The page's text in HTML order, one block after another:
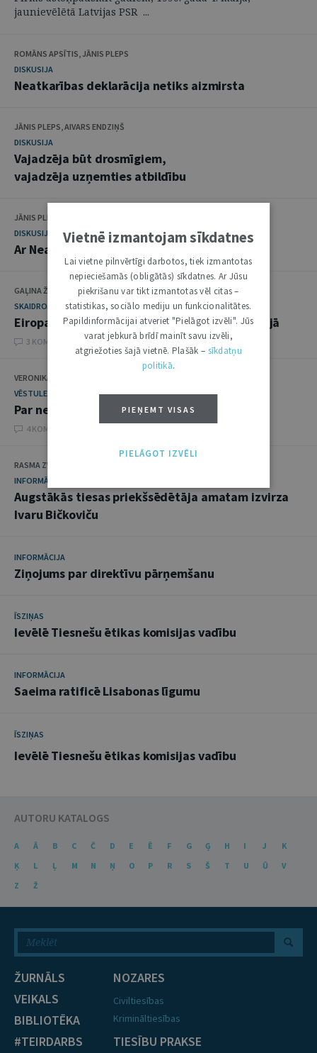
jaunievēlētā Latvijas PSR ...
ROMĀNS APSĪTIS, JĀNIS PLEPS
DISKUSIJA
Neatkarības deklarācija netiks aizmirsta
JĀNIS PLEPS, AIVARS ENDZIŅŠ
DISKUSIJA
Vajadzēja būt drosmīgiem,
vajadzēja uzņemties atbildību
JĀNIS PLEPS, TĀLAVS JUNDZIS
DISKUSIJA
Ar Neatkarības deklarāciju ir jālepojas
GAĻINA ŽUKOVA
SKAIDROJUMI. VIEDOKĻI
Eiropas Savienības tiesību piemērošana Latvijā
3 KOMENTĀRI
VERONIKA KRŪMIŅA
VĒSTULES
Par neprecizitāti G. Žukovas rakstā
4 KOMENTĀRI
RASMA ZVEJNIECE
INFORMĀCIJA
Augstākās tiesas priekšsēdētāja amatam izvirza
Ivaru Bičkoviču
INFORMĀCIJA
Ziņojums par direktīvu pārņemšanu
ĪSZIŅAS
Ievēlē Tiesnešu ētikas komisijas vadību
INFORMĀCIJA
Saeima ratificē Lisabonas līgumu
ĪSZIŅAS
Ievēlē Tiesnešu ētikas komisijas vadību
AUTORU KATALOGS
A Ā B C Č D E Ē F G Ģ H I J
K
Ķ
L Ļ M N Ņ O P R S Š T U Ū
V
Z
Ž
ŽURNĀLS
VEIKALS
BIBLIOTĒKA
#TEIRDARBS
NOZARES
Civiltiesības
Krimināltiesības
TIESĪBU PRAKSE
Vietnē izmantojam sīkdatnes
Lai vietne pilnvērtīgi darbotos, tiek izmantotas
nepieciešamās (obligātās) sīkdatnes. Ar Jūsu
piekrišanu var tikt izmantotas vēl citas –
statistikas, sociālo mediju un funkcionalitātes.
Papildinformācijai atveriet "Pielāgot izvēli". Jūs
varat jebkurā brīdī mainīt savu izvēli,
atgriežoties šajā vietnē. Plašāk – sīkdatņu
politikā.
PIEŅEMT VISAS
PIELĀGOT IZVĒLI